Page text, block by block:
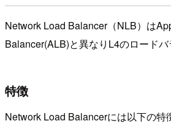
Network Load Balancer（NLB）は
Balancer(ALB)と異なりL4のロードバ
特徴
Network Load Balancerには以下の特